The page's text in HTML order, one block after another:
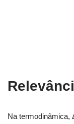
Na termodinâmica,